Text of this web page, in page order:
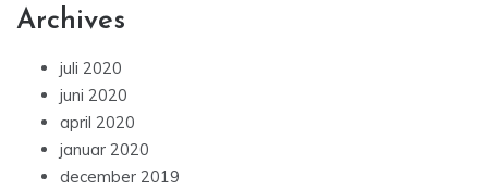
Archives
juli 2020
juni 2020
april 2020
januar 2020
december 2019